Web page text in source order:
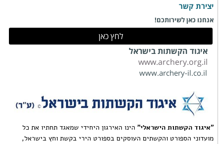
יצירת קשר
אנחנו כאן לשירותכם!
לחץ כאן
איגוד הקשתות בישראל
www.archery.org.il
"איגוד הקשתות הישראלי" הינו האירגון היחידי שמאגד תחתיו את כל
מועדוני הספורט והקשתים העוסקים בספורט הירי בקשת וחץ בישראל,